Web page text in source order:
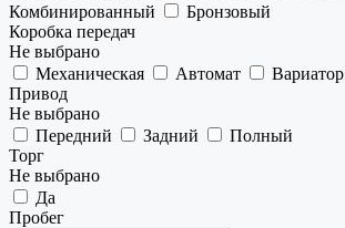
Комбинированный
Бронзовый
Коробка передач
Не выбрано
Механическая
Автомат Вариатор
Привод
Не выбрано
Передний
Задний
Полный
Торг
Не выбрано
Да
Пробег